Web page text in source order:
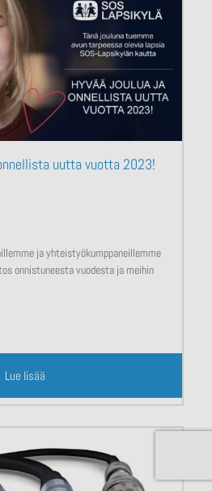
uutta vuotta 2023!
ja yhteistyökumppaneillemme
onnistuneesta vuodesta ja meihin
Lue lisää